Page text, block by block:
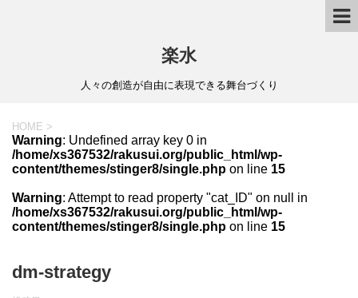
楽水
人々の創造が自由に表現できる舞台づくり
HOME >
Warning: Undefined array key 0 in
/home/xs367532/rakusui.org/public_html/wp-
content/themes/stinger8/single.php on line 15
Warning: Attempt to read property "cat_ID" on null in
/home/xs367532/rakusui.org/public_html/wp-
content/themes/stinger8/single.php on line 15
dm-strategy